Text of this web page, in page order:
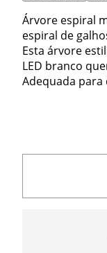
Árvore espiral
espiral de
Esta árvore
LED branco
Adequada para